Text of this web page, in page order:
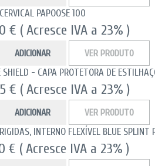
PAPOOSE 100
€ ( Acresce IVA a 23% )
ADICIONAR VER PRODUTO
SHIELD - CAPA PROTETORA DE
€ ( Acresce IVA a 23% )
ADICIONAR VER PRODUTO
INTERNO FLEXÍVEL BLUE SPLINT
€ ( Acresce IVA a 23% )